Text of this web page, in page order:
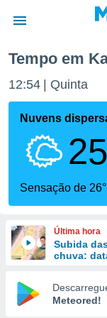
da
foi
fornecidas
a este
das
e
forma
digital
Tempo em
12:54 Quinta
Nuvens
Sensação de 26°
Última hora
Subida
chuva:
Meteored!